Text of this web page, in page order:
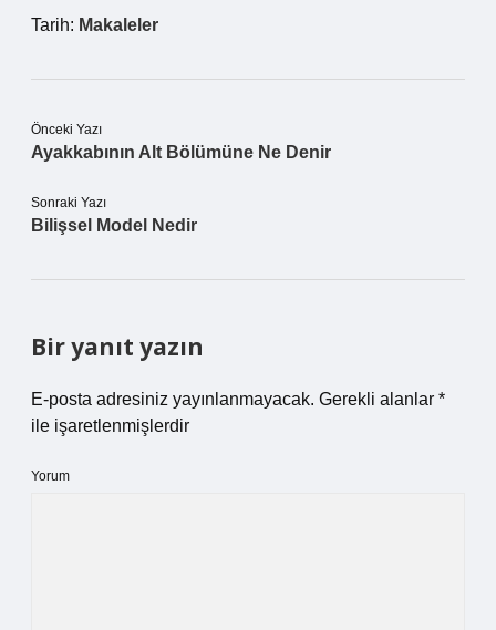
Tarih: Makaleler
Önceki Yazı
Ayakkabının Alt Bölümüne Ne Denir
Sonraki Yazı
Bilişsel Model Nedir
Bir yanıt yazın
E-posta adresiniz yayınlanmayacak. Gerekli alanlar *
ile işaretlenmişlerdir
Yorum